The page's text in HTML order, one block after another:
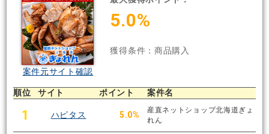
案件元サイト確認
5.0%
獲得条件：商品購入
順位 サイト ポイント 案件名
1 ハピタス 5.0%
産直ネットショップ北海道ぎょ
れん